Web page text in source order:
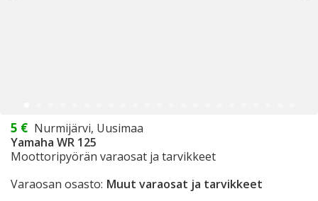
5 € Nurmijärvi, Uusimaa
Yamaha WR 125
Moottoripyörän varaosat ja tarvikkeet
Varaosan osasto: Muut varaosat ja tarvikkeet